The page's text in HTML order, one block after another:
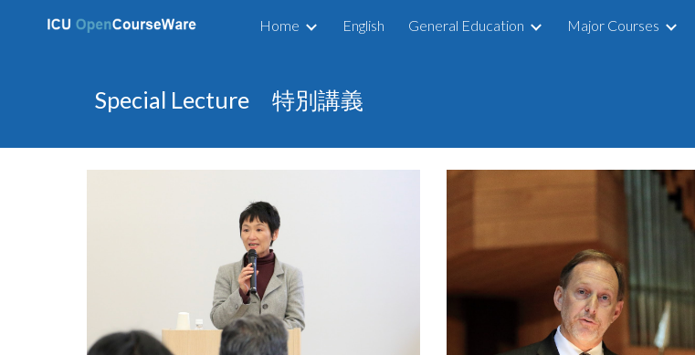
Skip to main content
Home English General Education Major Courses
Special Lecture 特別講義